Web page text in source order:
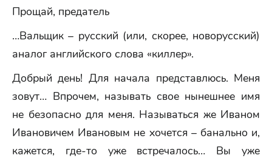
Прощай, предатель
…Вальщик – русский (или, скорее, новорусский)
аналог английского слова «киллер».
Добрый день! Для начала представлюсь. Меня
зовут… Впрочем, называть свое нынешнее имя
не безопасно для меня. Называться же Иваном
Ивановичем Ивановым не хочется – банально и,
кажется, где-то уже встречалось… Вы уже